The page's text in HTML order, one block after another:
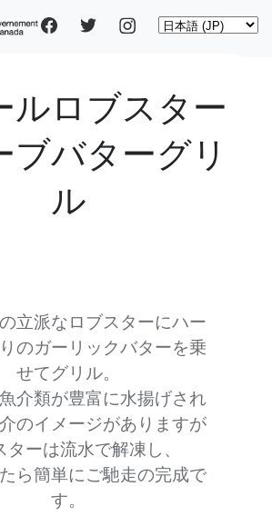
Social
Select
ルロブスター
ブバターグリ
ル
立派なロブスターにハー
のガーリックバターを乗
せてグリル。
介類が豊富に水揚げされ
のイメージがありますが
ターは流水で解凍し、
ら簡単にご馳走の完成で
す。